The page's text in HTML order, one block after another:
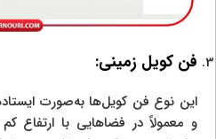
فن کویل زمینی:
این نوع فن کویل‌ها به‌صورت
و معمولاً در فضاهایی با ارتفاع